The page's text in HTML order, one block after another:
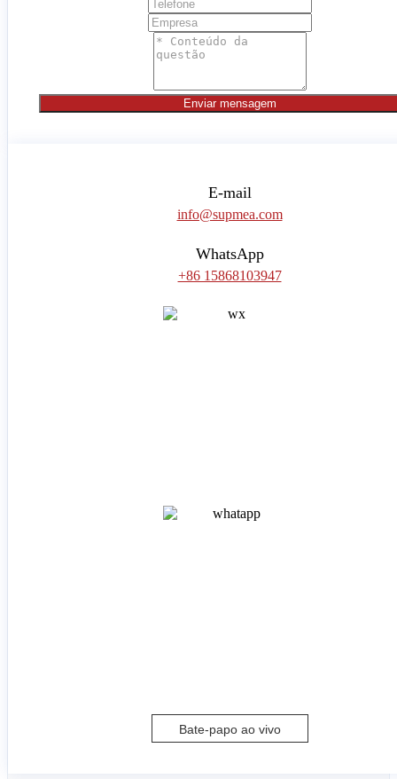
Enviar mensagem
E-mail
info@supmea.com
WhatsApp
+86 15868103947
Bate-papo ao vivo